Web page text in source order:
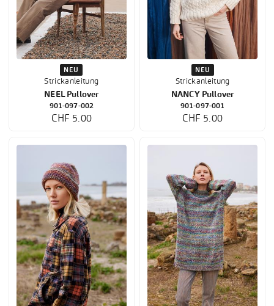
NEU
Strickanleitung
NEEL Pullover
901-097-002
CHF 5.00
NEU
Strickanleitung
NANCY Pullover
901-097-001
CHF 5.00